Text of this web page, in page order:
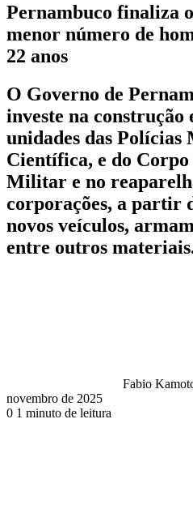
Pernambuco finaliza
menor número de
22 anos
O Governo de
investe na construção
unidades das
Científica, e do
Militar e no
corporações, a partir
novos veículos,
entre outros
Fabio
novembro de 2025
0 1 minuto de leitura